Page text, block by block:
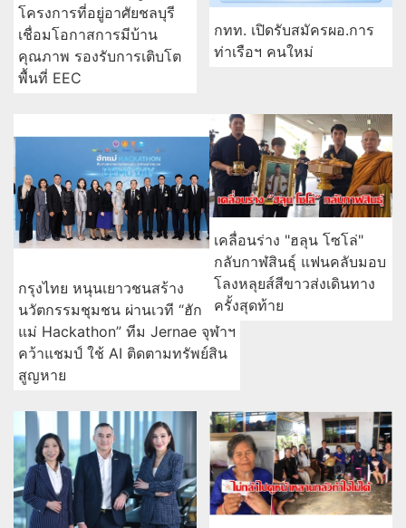
โครงการที่อยู่อาศัยชลบุรี
เชื่อมโอกาสการมีบ้าน
คุณภาพ รองรับการเติบโต
พื้นที่ EEC
กทท. เปิดรับสมัครผอ.การ
ท่าเรือฯ คนใหม่
กรุงไทย หนุนเยาวชนสร้าง
นวัตกรรมชุมชน ผ่านเวที “ฮัก
แม่ Hackathon” ทีม Jernae จุฬาฯ
คว้าแชมป์ ใช้ AI ติดตามทรัพย์สิน
สูญหาย
เคลื่อนร่าง "ฮลุน โซโล่"
กลับกาฬสินธุ์ แฟนคลับมอบ
โลงหลุยส์สีขาวส่งเดินทาง
ครั้งสุดท้าย